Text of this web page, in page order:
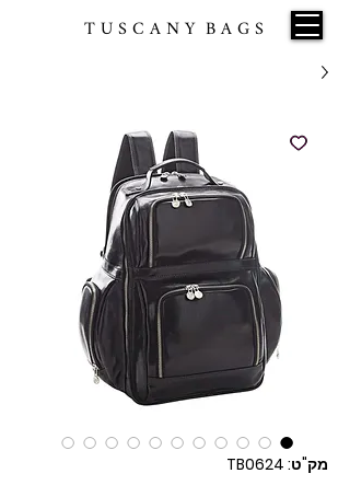
T U S C A N Y B A G S
מק"ט: TB0624